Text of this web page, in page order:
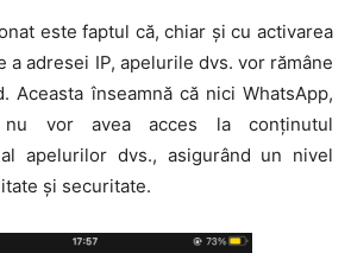
este faptul că, chiar și cu activarea
adresei IP, apelurile dvs. vor rămâne
Aceasta înseamnă că nici WhatsApp,
vor avea acces la conținutul
apelurilor dvs., asigurând un nivel
și securitate.